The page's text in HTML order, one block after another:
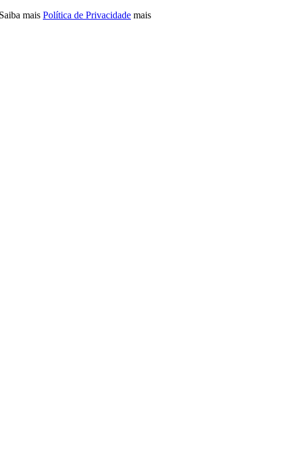
mais Política de Privacidade mais